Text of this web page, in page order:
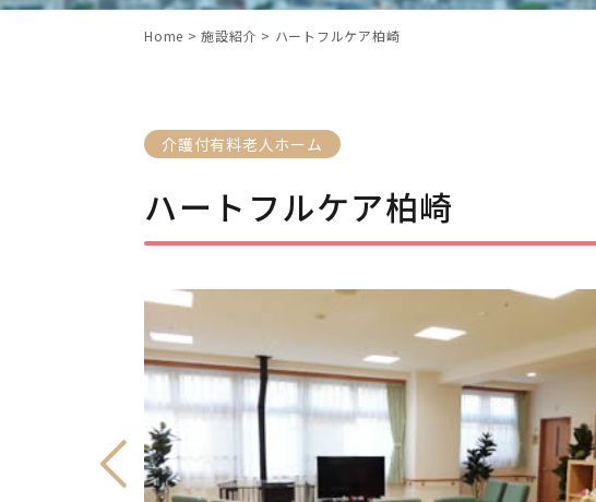
Home >施設紹介 > ハートフルケア柏崎
介護付有料老人ホーム
ハートフルケア柏崎